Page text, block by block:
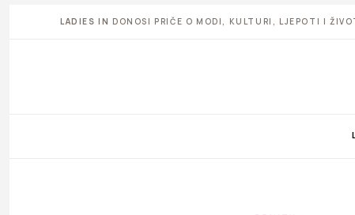
LADIES IN DONOSI PRIČE O MODI, KULTURI, LJEPOTI I